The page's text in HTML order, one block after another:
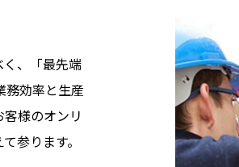
、「最先端
務効率と生産
様のオンリ
参ります。